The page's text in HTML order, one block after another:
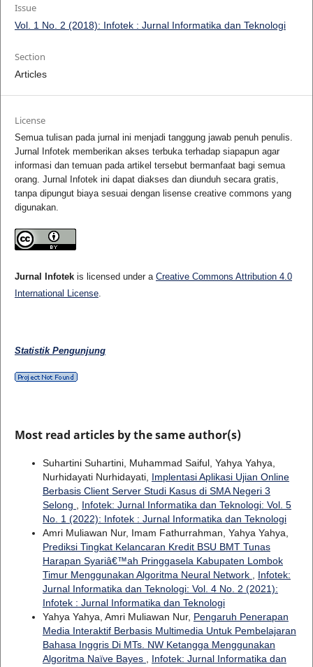
Issue
Vol. 1 No. 2 (2018): Infotek : Jurnal Informatika dan Teknologi
Section
Articles
License
Semua tulisan pada jurnal ini menjadi tanggung jawab penuh penulis.
Jurnal Infotek memberikan akses terbuka terhadap siapapun agar
informasi dan temuan pada artikel tersebut bermanfaat bagi semua
orang. Jurnal Infotek ini dapat diakses dan diunduh secara gratis,
tanpa dipungut biaya sesuai dengan lisense creative commons yang
digunakan.
Jurnal Infotekis licensed under a Creative Commons Attribution 4.0
International License.
Statistik Pengunjung
Most read articles by the same author(s)
Suhartini Suhartini, Muhammad Saiful, Yahya Yahya,
Nurhidayati Nurhidayati, Implentasi Aplikasi Ujian Online
Berbasis Client Server Studi Kasus di SMA Negeri 3
Selong
Infotek: Jurnal Informatika dan Teknologi: Vol. 5
No. 1 (2022): Infotek : Jurnal Informatika dan Teknologi
Amri Muliawan Nur, Imam Fathurrahman, Yahya Yahya,
Prediksi Tingkat Kelancaran Kredit BSU BMT Tunas
Harapan Syariâ€™ah Pringgasela Kabupaten Lombok
Timur Menggunakan Algoritma Neural Network
Infotek:
Jurnal Informatika dan Teknologi: Vol. 4 No. 2 (2021):
Infotek : Jurnal Informatika dan Teknologi
Yahya Yahya, Amri Muliawan Nur, Pengaruh Penerapan
Media Interaktif Berbasis Multimedia Untuk Pembelajaran
Bahasa Inggris Di MTs. NW Ketangga Menggunakan
Algoritma Naïve Bayes
Infotek: Jurnal Informatika dan